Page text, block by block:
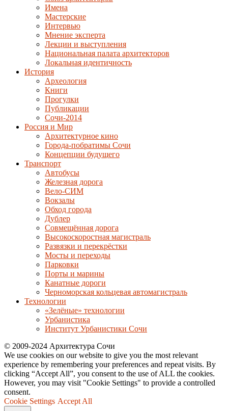
Имена
Мастерские
Интервью
Мнение эксперта
Лекции и выступления
Национальная палата архитекторов
Локальная идентичность
История
Археология
Книги
Прогулки
Публикации
Сочи-2014
Россия и Мир
Архитектурное кино
Города-побратимы Сочи
Концепции будущего
Транспорт
Автобусы
Железная дорога
Вело-СИМ
Вокзалы
Обход города
Дублер
Совмещённая дорога
Высокоскоростная магистраль
Развязки и перекрёстки
Мосты и переходы
Парковки
Порты и марины
Канатные дороги
Черноморская кольцевая автомагистраль
Технологии
«Зелёные» технологии
Урбанистика
Институт Урбанистики Сочи
© 2009-2024 Архитектура Сочи
We use cookies on our website to give you the most relevant
experience by remembering your preferences and repeat visits. By
clicking “Accept All”, you consent to the use of ALL the cookies.
However, you may visit "Cookie Settings" to provide a controlled
consent.
Cookie Settings Accept All